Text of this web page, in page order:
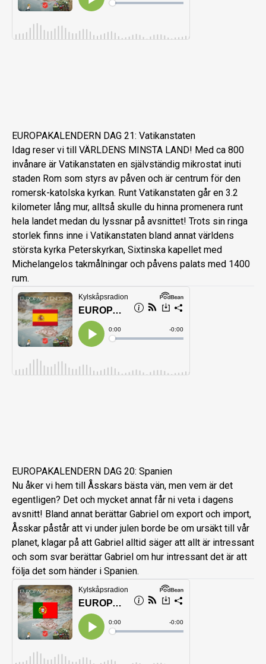
EUROPAKALENDERN DAG 21: Vatikanstaten
Idag reser vi till VÄRLDENS MINSTA LAND! Med ca 800
invånare är Vatikanstaten en självständig mikrostat inuti
staden Rom som styrs av påven och är centrum för den
romersk-katolska kyrkan. Runt Vatikanstaten går en 3.2
kilometer lång mur, alltså skulle du hinna promenera runt
hela landet medan du lyssnar på avsnittet! Trots sin ringa
storlek finns inne i Vatikanstaten bland annat världens
största kyrka Peterskyrkan, Sixtinska kapellet med
Michelangelos takmålningar och påvens palats med 1400
rum.
EUROPAKALENDERN DAG 20: Spanien
Nu åker vi hem till Åsskars bästa vän, men vem är det
egentligen? Det och mycket annat får ni veta i dagens
avsnitt! Bland annat berättar Gabriel om export och import,
Åsskar påstår att vi under julen borde be om ursäkt till vår
planet, klagar på att Gabriel alltid säger att allt är intressant
och som svar berättar Gabriel om hur intressant det är att
följa det som händer i Spanien.